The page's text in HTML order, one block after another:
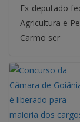
Ex-deputado
Agricultura e
Carmo ser